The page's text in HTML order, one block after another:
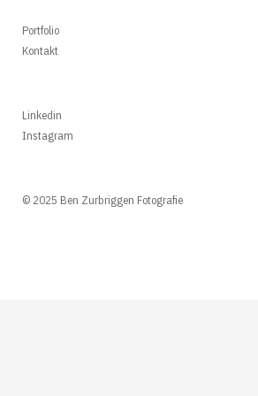
Portfolio
Kontakt
Linkedin
Instagram
© 2025 Ben Zurbriggen Fotografie